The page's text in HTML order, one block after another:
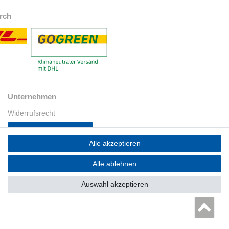
Unternehmen
Widerrufsrecht
Bestellung widerrufen
AGB
Alle akzeptieren
Alle ablehnen
Auswahl akzeptieren